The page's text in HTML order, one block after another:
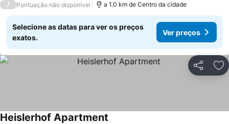
/ Pontuação não disponível a 1.0 km de Centro da cidade
Selecione as datas para ver os preços
exatos.
Ver preços
Partilhar
Heislerhof Apartment